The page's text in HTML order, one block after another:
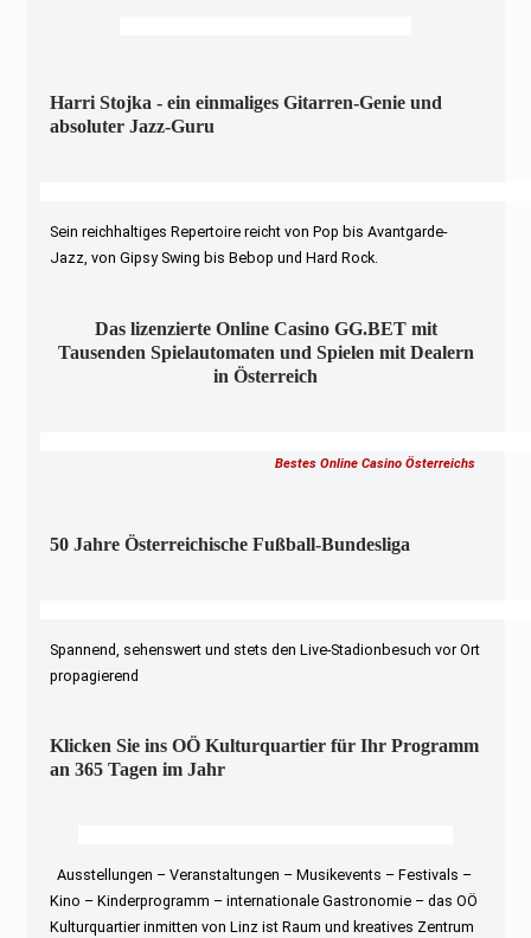
Harri Stojka - ein einmaliges Gitarren-Genie und
absoluter Jazz-Guru
Sein reichhaltiges Repertoire reicht von Pop bis Avantgarde-
Jazz, von Gipsy Swing bis Bebop und Hard Rock.
Das lizenzierte Online Casino GG.BET mit
Tausenden Spielautomaten und Spielen mit Dealern
in Österreich
Bestes Online Casino Österreichs
50 Jahre Österreichische Fußball-Bundesliga
Spannend, sehenswert und stets den Live-Stadionbesuch vor Ort
propagierend
Klicken Sie ins OÖ Kulturquartier für Ihr Programm
an 365 Tagen im Jahr
Ausstellungen – Veranstaltungen – Musikevents – Festivals –
Kino – Kinderprogramm – internationale Gastronomie – das OÖ
Kulturquartier inmitten von Linz ist Raum und kreatives Zentrum